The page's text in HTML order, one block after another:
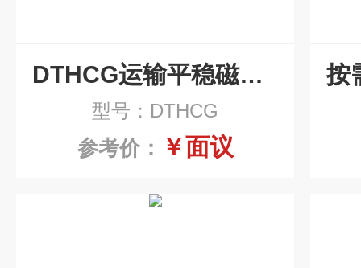
DTHCG运输平稳磁性辊式排屑机
型号：DTHCG
参考价： ￥面议